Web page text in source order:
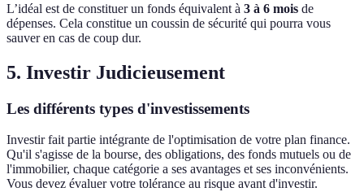
L’idéal est de constituer un fonds équivalent à 3 à 6 mois de
dépenses. Cela constitue un coussin de sécurité qui pourra vous
sauver en cas de coup dur.
5. Investir Judicieusement
Les différents types d'investissements
Investir fait partie intégrante de l'optimisation de votre plan finance.
Qu'il s'agisse de la bourse, des obligations, des fonds mutuels ou de
l'immobilier, chaque catégorie a ses avantages et ses inconvénients.
Vous devez évaluer votre tolérance au risque avant d'investir.